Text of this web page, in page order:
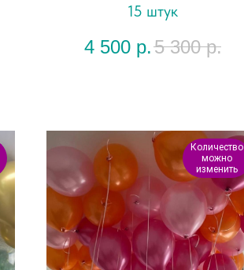
15 штук
4 500 р.5 300 р.
Количество
можно
изменить